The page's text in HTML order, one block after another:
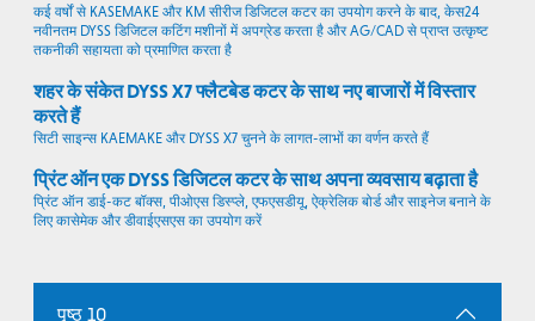
कई वर्षों से KASEMAKE और KM सीरीज डिजिटल कटर का उपयोग करने के बाद, केस24
नवीनतम DYSS डिजिटल कटिंग मशीनों में अपग्रेड करता है और AG/CAD से प्राप्त उत्कृष्ट
तकनीकी सहायता को प्रमाणित करता है
शहर के संकेत DYSS X7 फ्लैटबेड कटर के साथ नए बाजारों में विस्तार
करते हैं
सिटी साइन्स KAEMAKE और DYSS X7 चुनने के लागत-लाभों का वर्णन करते हैं
प्रिंट ऑन एक DYSS डिजिटल कटर के साथ अपना व्यवसाय बढ़ाता है
प्रिंट ऑन डाई-कट बॉक्स, पीओएस डिस्प्ले, एफएसडीयू, ऐक्रेलिक बोर्ड और साइनेज बनाने के
लिए कासेमेक और डीवाईएसएस का उपयोग करें
पृष्ठ 10